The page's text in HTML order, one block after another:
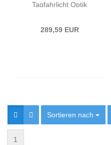
Tagfahrlicht Optik
Schwarz
289,59 EUR
Sortieren nach
Sortieren nach
1